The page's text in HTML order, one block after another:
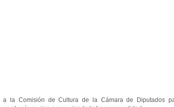
a la Comisión de Cultura de la Cámara de Diputados